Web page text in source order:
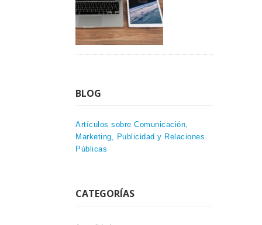
BLOG
Artículos sobre Comunicación,
Marketing, Publicidad y Relaciones
Públicas
CATEGORÍAS